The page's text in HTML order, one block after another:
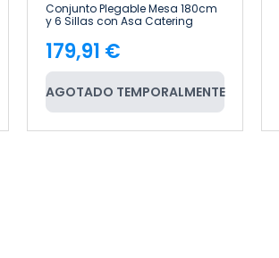
Conjunto Plegable Mesa 180cm
y 6 Sillas con Asa Catering
Precio
179,91 €
AGOTADO TEMPORALMENTE